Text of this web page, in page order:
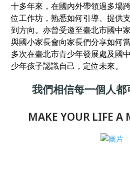
十多年來，在國內外帶領過多場
位工作坊，熟悉如何引導、提供
到方向。亦曾受邀至臺北市國中
與國小家長會向家長們分享如何
多次在臺北市青少年發展處及國
少年孩子認識自己，定位未來。
我們相信每一個人
MAKE YOUR LIFE A